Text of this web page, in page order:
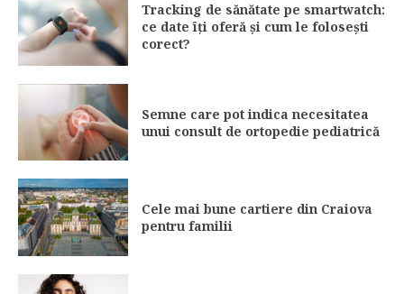
Tracking de sănătate pe smartwatch:
ce date îți oferă și cum le folosești
corect?
Semne care pot indica necesitatea
unui consult de ortopedie pediatrică
Cele mai bune cartiere din Craiova
pentru familii